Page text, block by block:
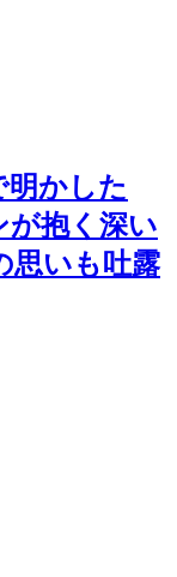
明かした
が抱く深い
いも吐露